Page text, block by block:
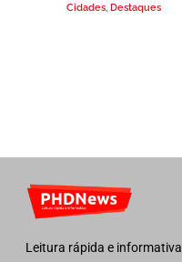
Cidades, Destaques
Leitura rápida e informativa